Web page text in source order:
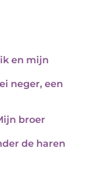
en mijn
neger, een
broer
de haren